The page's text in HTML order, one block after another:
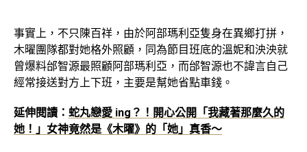
事實上，不只陳百祥，由於阿部瑪利亞隻身在異鄉打拼，
木曜團隊都對她格外照顧，同為節目班底的溫妮和泱泱就
曾爆料邰智源最照顧阿部瑪利亞，而邰智源也不諱言自己
經常接送對方上下班，主要是幫她省點車錢。
延伸閱讀： 蛇丸戀愛 ing？！開心公開「我藏著那麼久的
她！」女神竟然是《木曜》的「她」真香～